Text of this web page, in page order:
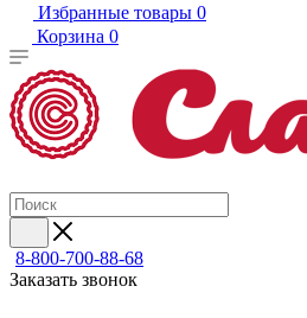
Избранные товары 0
Корзина 0
8-800-700-88-68
Заказать звонок